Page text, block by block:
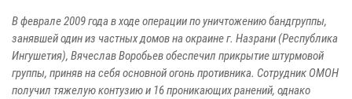
В феврале 2009 года в ходе операции по уничтожению бандгруппы,
занявшей один из частных домов на окраине г. Назрани (Республика
Ингушетия), Вячеслав Воробьев обеспечил прикрытие штурмовой
группы, приняв на себя основной огонь противника. Сотрудник ОМОН
получил тяжелую контузию и 16 проникающих ранений, однако